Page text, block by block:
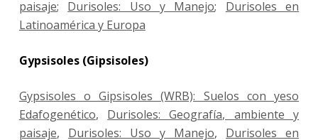
paisaje; Durisoles: Uso y Manejo; Durisoles en
Latinoamérica y Europa
Gypsisoles (Gipsisoles)
Gypsisoles o Gipsisoles (WRB): Suelos con yeso
Edafogenético, Durisoles: Geografía, ambiente y
paisaje, Durisoles: Uso y Manejo, Durisoles en